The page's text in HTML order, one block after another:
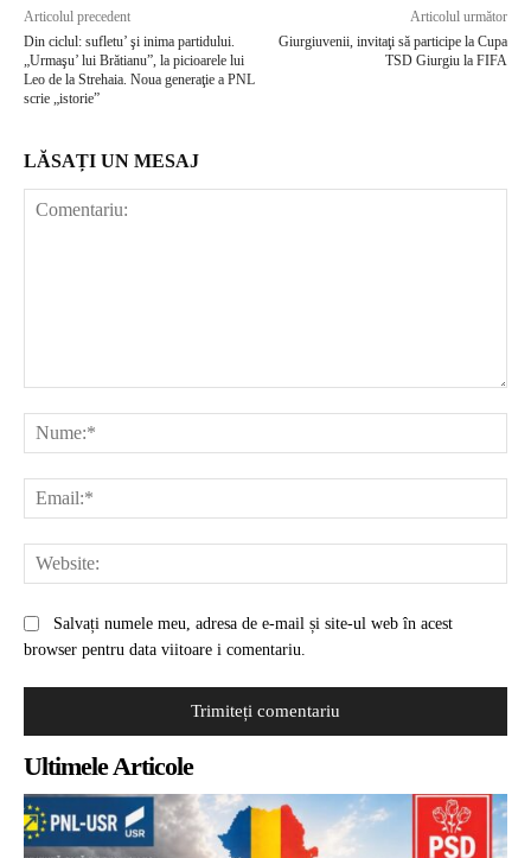
Articolul precedent
Din ciclul: sufletu’ şi inima partidului.
„Urmaşu’ lui Brătianu”, la picioarele lui
Leo de la Strehaia. Noua generaţie a PNL
scrie „istorie”
Articolul următor
Giurgiuvenii, invitaţi să participe la Cupa
TSD Giurgiu la FIFA
LĂSAȚI UN MESAJ
Salvați numele meu, adresa de e-mail și site-ul web în acest
browser pentru data viitoare i comentariu.
Ultimele Articole